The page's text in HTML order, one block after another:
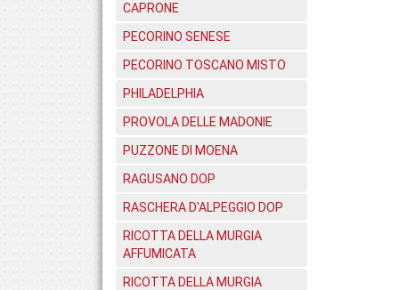
CAPRONE
PECORINO SENESE
PECORINO TOSCANO MISTO
PHILADELPHIA
PROVOLA DELLE MADONIE
PUZZONE DI MOENA
RAGUSANO DOP
RASCHERA D'ALPEGGIO DOP
RICOTTA DELLA MURGIA
AFFUMICATA
RICOTTA DELLA MURGIA